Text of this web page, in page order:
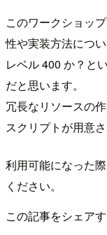
このワークショッ
性や実装方法につ
レベル 400 か？と
だと思います。
冗長なリソースの
スクリプトが用意
利用可能になった
ください。
この記事をシェア